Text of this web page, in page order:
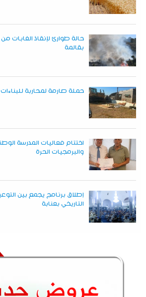
حالة طوارئ لإنقاذ الغابات
بقالمة
حملة صارمة لمحاربة
اختتام فعاليات المدرسة
والبرمجيات الحرة
إطلاق برنامج يجمع بين
التاريخي بعنابة